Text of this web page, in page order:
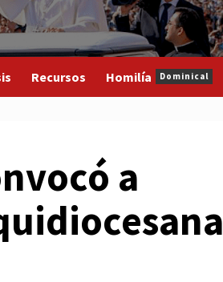
Recursos Homilía Dominical
a